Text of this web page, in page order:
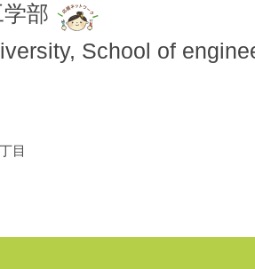
部​
School of
目